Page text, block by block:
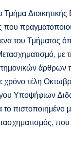
του Τμήματος
με
άρθρων
χρόνο τέλη
Υποψήφιων
το
που